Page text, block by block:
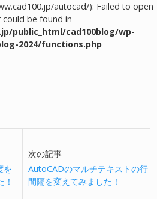
autocad/): Failed to open
could be found in
public_html/cad100blog/wp-
2024/functions.php
を
次の記事
AutoCADのマルチテキストの行
間隔を変えてみました！